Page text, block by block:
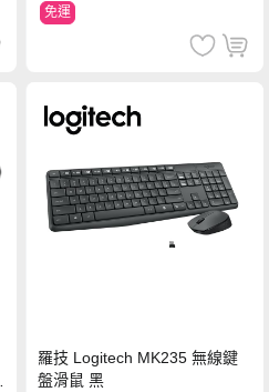
免運
羅技 Logitech MK235 無線鍵
盤滑鼠 黑